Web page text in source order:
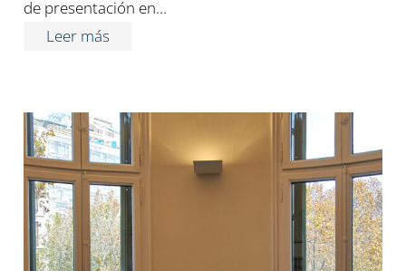
de presentación en…
Leer más